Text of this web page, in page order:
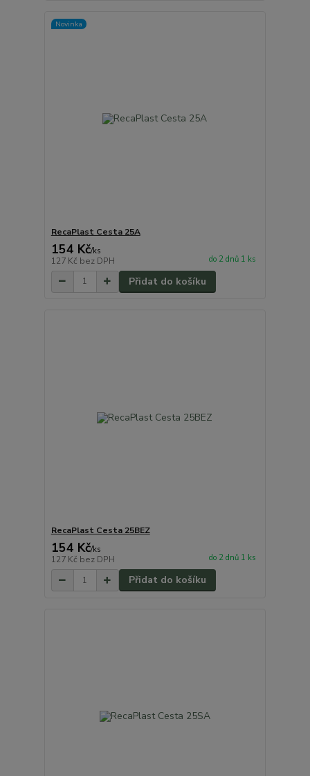
Novinka
RecaPlast Cesta 25A
154 Kč/ks
127 Kč bez DPH do 2 dnů 1 ks
Přidat do košíku
RecaPlast Cesta 25BEZ
154 Kč/ks
127 Kč bez DPH do 2 dnů 1 ks
Přidat do košíku